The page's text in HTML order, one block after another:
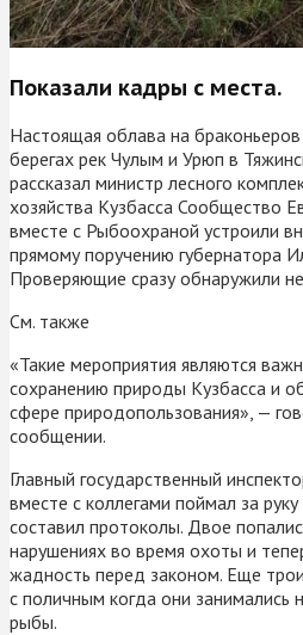
Показали кадры с места.
Настоящая облава на
берегах рек Чулым и Урюп в
рассказал министр лесного
хозяйства Кузбасса Сообщество
вместе с Рыбоохраной устроили
прямому поручению губернатора
Проверяющие сразу обнаружили
См. также
«Такие мероприятия являются
сохранению природы Кузбасса и
сфере природопользования», —
сообщении.
Главный государственный
вместе с коллегами поймал за
составил протоколы. Двое
нарушениях во время охоты и
жадность перед законом. Еще
с поличным когда они
рыбы.